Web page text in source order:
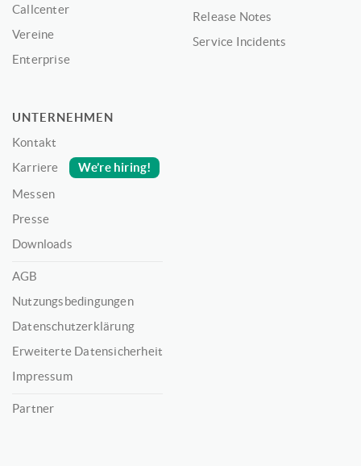
Callcenter
Vereine
Enterprise
Release Notes
Service Incidents
UNTERNEHMEN
Kontakt
Karriere
We’re hiring!
Messen
Presse
Downloads
AGB
Nutzungsbedingungen
Datenschutzerklärung
Erweiterte Datensicherheit
Impressum
Partner